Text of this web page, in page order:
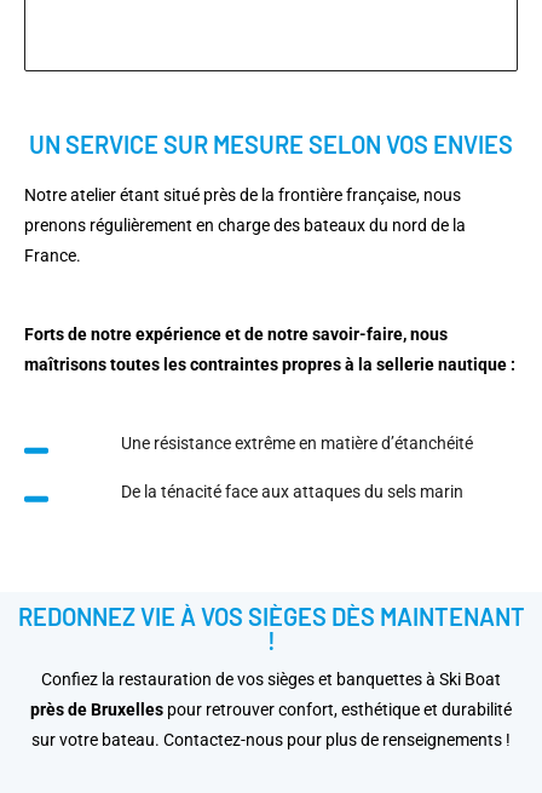
UN SERVICE SUR MESURE SELON VOS ENVIES
Notre atelier étant situé près de la frontière française, nous
prenons régulièrement en charge des bateaux du nord de la
France.
Forts de notre expérience et de notre savoir-faire, nous
maîtrisons toutes les contraintes propres à la sellerie nautique :
Une résistance extrême en matière d’étanchéité
De la ténacité face aux attaques du sels marin
REDONNEZ VIE À VOS SIÈGES DÈS MAINTENANT
!
Confiez la restauration de vos sièges et banquettes à Ski Boat
près de Bruxelles pour retrouver confort, esthétique et durabilité
sur votre bateau. Contactez-nous pour plus de renseignements !